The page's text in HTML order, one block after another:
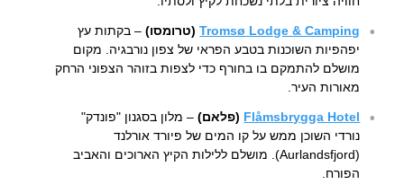
Tromsø Lodge & Camping(טרומסו)– בקתות עץ
יפהפיות השוכנות בטבע הפראי של צפון נורבגיה. מקום
מושלם להתמקם בו בחורף כדי לצפות בזוהר הצפוני הרחק
מאורות העיר.
Flåmsbrygga Hotel (פלאם)– מלון בסגנון "פונדק"
נורדי השוכן ממש על קו המים של פיורד אורלנד
(Aurlandsfjord). מושלם ללילות הקיץ הארוכים והאביב
הפורח.